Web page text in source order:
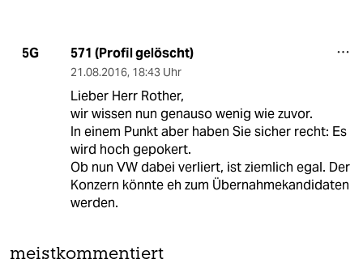
5G 571 (Profil gelöscht)
21.08.2016, 18:43 Uhr
Lieber Herr Rother,
wir wissen nun genauso wenig wie zuvor.
In einem Punkt aber haben Sie sicher recht: Es
wird hoch gepokert.
Ob nun VW dabei verliert, ist ziemlich egal. Der
Konzern könnte eh zum Übernahmekandidaten
werden.
meistkommentiert